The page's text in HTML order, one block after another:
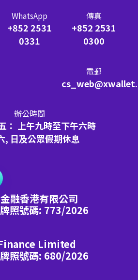
WhatsApp
+852 2531
0331
傳真
+852 2531
0300
電郵
辦公時間
： 上午九時至下午六時
, 日及公眾假期休息
融香港有限公司
照號碼: 773/2026
Limited
照號碼: 680/2026